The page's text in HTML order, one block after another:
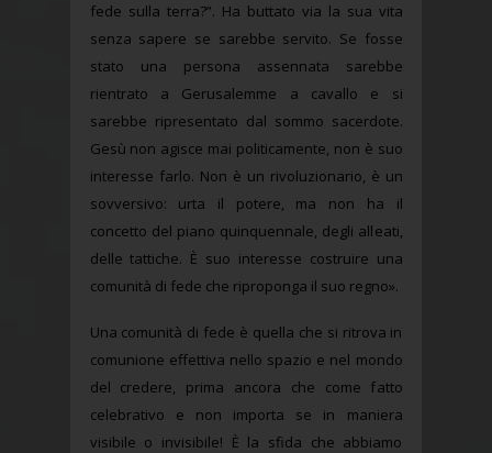
fede sulla terra?”. Ha buttato via la sua vita
senza sapere se sarebbe servito. Se fosse
stato una persona assennata sarebbe
rientrato a Gerusalemme a cavallo e si
sarebbe ripresentato dal sommo sacerdote.
Gesù non agisce mai politicamente, non è suo
interesse farlo. Non è un rivoluzionario, è un
sovversivo: urta il potere, ma non ha il
concetto del piano quinquennale, degli alleati,
delle tattiche. È suo interesse costruire una
comunità di fede che riproponga il suo regno».
Una comunità di fede è quella che si ritrova in
comunione effettiva nello spazio e nel mondo
del credere, prima ancora che come fatto
celebrativo e non importa se in maniera
visibile o invisibile! È la sfida che abbiamo